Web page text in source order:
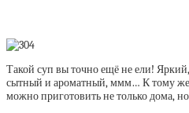
Такой суп вы точно ещё не ели!
сытный и ароматный, ммм… К тому
можно приготовить не только дома,